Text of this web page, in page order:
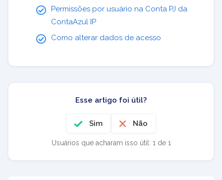
Permissões por usuário na Conta PJ da
ContaAzul IP
Como alterar dados de acesso
Esse artigo foi útil?
Sim Não
Usuários que acharam isso útil: 1 de 1